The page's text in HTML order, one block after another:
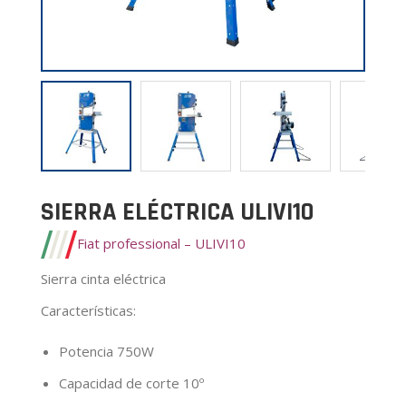
SIERRA ELÉCTRICA ULIVI10
Fiat professional – ULIVI10
Sierra cinta eléctrica
Características:
Potencia 750W
Capacidad de corte 10º